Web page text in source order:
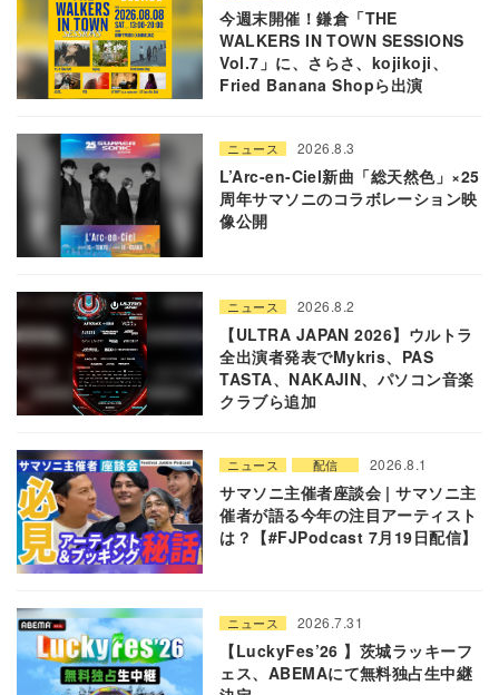
今週末開催！鎌倉「THE
WALKERS IN TOWN SESSIONS
Vol.7」に、さらさ、kojikoji、
Fried Banana Shopら出演
ニュース 2026.8.3
L’Arc-en-Ciel新曲「総天然色」×25
周年サマソニのコラボレーション映
像公開
ニュース 2026.8.2
【ULTRA JAPAN 2026】ウルトラ
全出演者発表でMykris、PAS
TASTA、NAKAJIN、パソコン音楽
クラブら追加
ニュース 配信 2026.8.1
サマソニ主催者座談会 | サマソニ主
催者が語る今年の注目アーティスト
は？【#FJPodcast 7月19日配信】
ニュース 2026.7.31
【LuckyFes’26 】茨城ラッキーフ
ェス、ABEMAにて無料独占生中継